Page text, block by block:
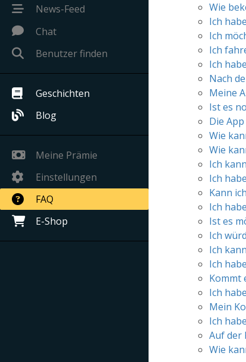
News-Feed
Chat
Benutzer finden
Geschichten
Blog
Meine Prämie
Einstellungen
FAQ
E-Shop
Wie
Ich
Ich
Ich
Ich
Nach
Meine
Ist es
Die
Wie
Wie
Ich
Ich
Kann
Ich
Ist es
Ich
Ich
Ich
Kommt
Ich
Mein
Ich
Auf der
Wie